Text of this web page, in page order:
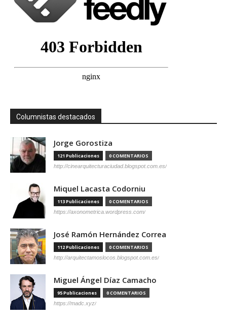
Columnistas destacados
Jorge Gorostiza
121 Publicaciones 0 COMENTARIOS
http://cinearquitecturaciudad.blogspot.com.es/
Miquel Lacasta Codorniu
113 Publicaciones 0 COMENTARIOS
https://axonometrica.wordpress.com/
José Ramón Hernández Correa
112 Publicaciones 0 COMENTARIOS
http://arquitectamoslocos.blogspot.com.es/
Miguel Ángel Díaz Camacho
95 Publicaciones 0 COMENTARIOS
https://madc.xyz/